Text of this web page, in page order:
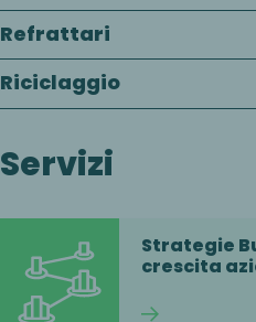
Refrattari
Riciclaggio
Servizi
Strategie
crescita